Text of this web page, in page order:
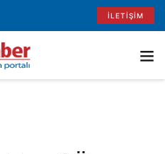
İLETIŞIM